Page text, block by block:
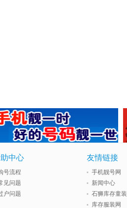
中心
号流程
见问题
户问题
友情链接
手机靓号网
新闻中心
石狮库存童装
库存服装网